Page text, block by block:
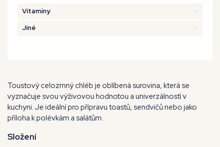
Vitamíny
Jiné
Toustový celozrnný chléb je oblíbená surovina, která se
vyznačuje svou výživovou hodnotou a univerzálností v
kuchyni. Je ideální pro přípravu toastů, sendvičů nebo jako
příloha k polévkám a salátům.
Složení